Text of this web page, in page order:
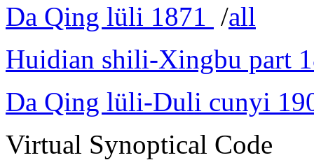
Da Qing lüli 1871 /all
Huidian shili-Xingbu part
Da Qing lüli-Duli cunyi
Virtual Synoptical Code